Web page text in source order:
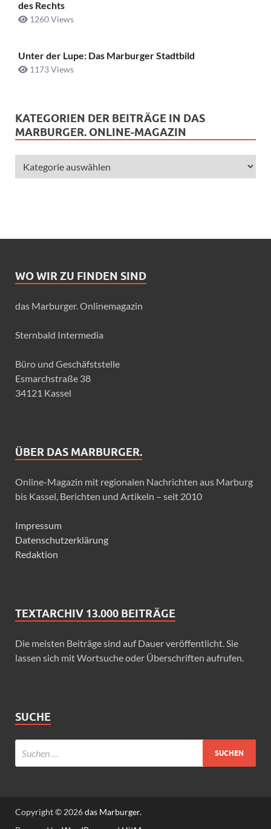
des Rechts
1260 Views
Unter der Lupe: Das Marburger Stadtbild
1173 Views
KATEGORIEN DER BEITRÄGE IN DAS
MARBURGER. ONLINE-MAGAZIN
WO WIR ZU FINDEN SIND
das Marburger. Onlinemagazin
Sternbald Intermedia
Büro und Geschäfststelle
Esmarchstraße 38
34121 Kassel
ÜBER DAS MARBURGER.
Online-Magazin mit regionalen Nachrichten aus Marburg
bis Kassel, Berichten und Artikeln – seit 2010
Impressum
Datenschutzerklärung
Redaktion
TEXTARCHIV 13.000 BEITRÄGE
Die meisten Beiträge sind auf Dauer veröffentlicht. Sie
lassen sich mit Wortsuche oder Überschriften aufrufen.
SUCHE
Copyright © 2026das Marburger.